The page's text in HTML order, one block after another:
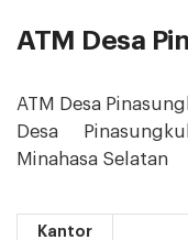
ATM Desa
ATM Desa
Desa
Minahasa Selatan
Kantor